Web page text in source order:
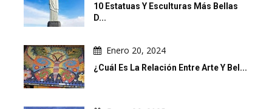
10 Estatuas Y Esculturas Más Bellas
D...
Enero 20, 2024
¿Cuál Es La Relación Entre Arte Y Bel...